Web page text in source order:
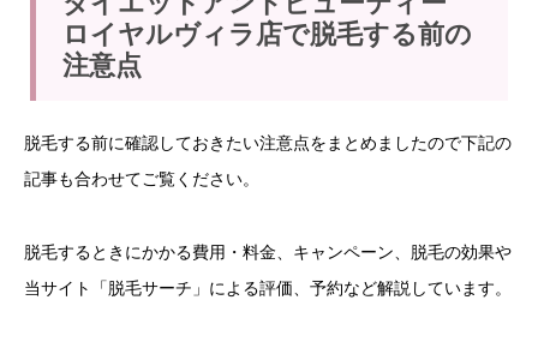
ロイヤルヴィラ店で脱毛する前の
注意点
脱毛する前に確認しておきたい注意点をまとめましたので下記の
記事も合わせてご覧ください。
脱毛するときにかかる費用・料金、キャンペーン、脱毛の効果や
当サイト「脱毛サーチ」による評価、予約など解説しています。